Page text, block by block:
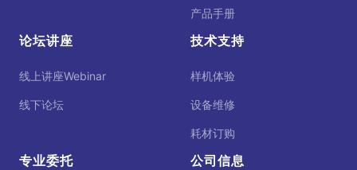
产品手册
论坛讲座
线上讲座Webinar
线下论坛
技术支持
样机体验
设备维修
耗材订购
专业委托 公司信息